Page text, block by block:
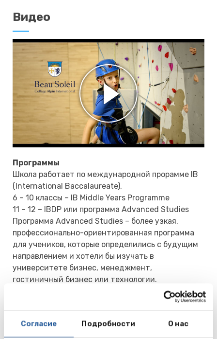
Согласие Подробности О нас
Видео
Программы
Школа работает по международной прорамме IB
(International Baccalaureate).
6 – 10 классы – IB Middle Years Programme
11 – 12 – IBDP или программа Advanced Studies
Программа Advanced Studies – более узкая,
профессионально-ориентированная программа
для учеников, которые определились с будущим
направлением и хотели бы изучать в
университете бизнес, менеджмент,
гостиничный бизнес или технологии.
включая спорт, музыку, драму, дизайн, живопись.